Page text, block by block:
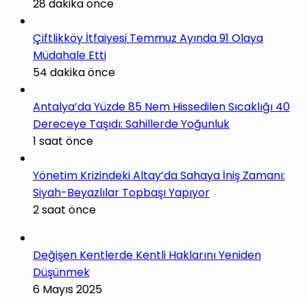
28 dakika önce
Çiftlikköy İtfaiyesi Temmuz Ayında 91 Olaya
Müdahale Etti
54 dakika önce
Antalya’da Yüzde 85 Nem Hissedilen Sıcaklığı 40
Dereceye Taşıdı: Sahillerde Yoğunluk
1 saat önce
Yönetim Krizindeki Altay’da Sahaya İniş Zamanı:
Siyah-Beyazlılar Topbaşı Yapıyor
2 saat önce
Değişen Kentlerde Kentli Haklarını Yeniden
Düşünmek
6 Mayıs 2025